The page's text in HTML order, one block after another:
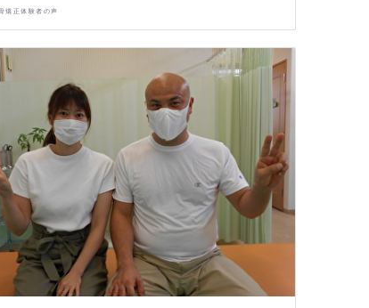
矯正体験者の声